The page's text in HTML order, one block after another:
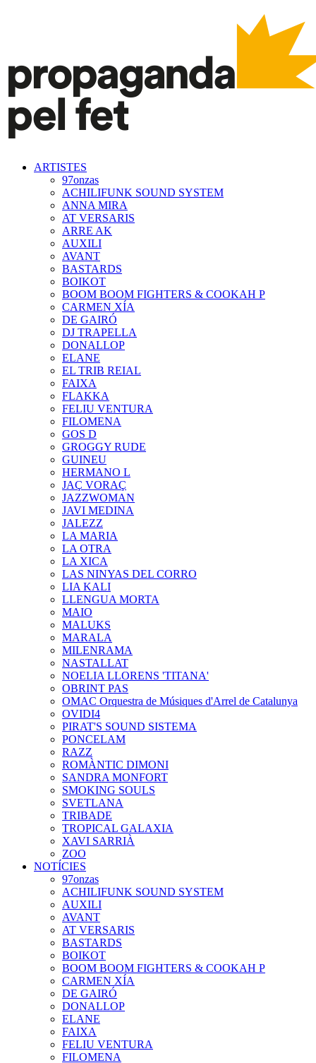
ARTISTES
97onzas
ACHILIFUNK SOUND SYSTEM
ANNA MIRA
AT VERSARIS
ARRE AK
AUXILI
AVANT
BASTARDS
BOIKOT
BOOM BOOM FIGHTERS & COOKAH P
CARMEN XÍA
DE GAIRÓ
DJ TRAPELLA
DONALLOP
ELANE
EL TRIB REIAL
FAIXA
FLAKKA
FELIU VENTURA
FILOMENA
GOS D
GROGGY RUDE
GUINEU
HERMANO L
JAÇ VORAÇ
JAZZWOMAN
JAVI MEDINA
JALEZZ
LA MARIA
LA OTRA
LA XICA
LAS NINYAS DEL CORRO
LIA KALI
LLENGUA MORTA
MAIO
MALUKS
MARALA
MILENRAMA
NASTALLAT
NOELIA LLORENS 'TITANA'
OBRINT PAS
OMAC Orquestra de Músiques d'Arrel de Catalunya
OVIDI4
PIRAT'S SOUND SISTEMA
PONCELAM
RAZZ
ROMÀNTIC DIMONI
SANDRA MONFORT
SMOKING SOULS
SVETLANA
TRIBADE
TROPICAL GALAXIA
XAVI SARRIÀ
ZOO
NOTÍCIES
97onzas
ACHILIFUNK SOUND SYSTEM
AUXILI
AVANT
AT VERSARIS
BASTARDS
BOIKOT
BOOM BOOM FIGHTERS & COOKAH P
CARMEN XÍA
DE GAIRÓ
DONALLOP
ELANE
FAIXA
FELIU VENTURA
FILOMENA